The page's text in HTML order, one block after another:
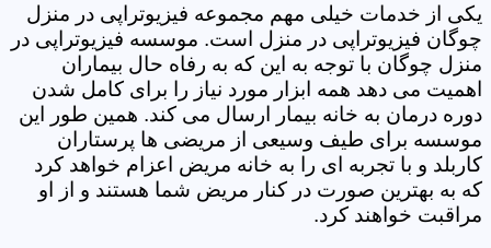
یکی از خدمات خیلی مهم مجموعه فیزیوتراپی در منزل
چوگان فیزیوتراپی در منزل است. موسسه فیزیوتراپی در
منزل چوگان با توجه به این که به رفاه حال بیماران
اهمیت می دهد همه ابزار مورد نیاز را برای کامل شدن
دوره درمان به خانه بیمار ارسال می کند. همین طور این
موسسه برای طیف وسیعی از مریضی ها پرستاران
کاربلد و با تجربه ای را به خانه مریض اعزام خواهد کرد
که به بهترین صورت در کنار مریض شما هستند و از او
مراقبت خواهند کرد.